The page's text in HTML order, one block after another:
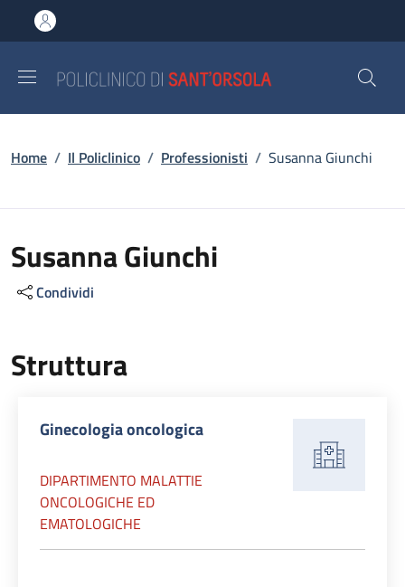
al contenuto principale
to footer content
Briciole di pane
Home / Il Policlinico / Professionisti / Susanna Giunchi
Susanna Giunchi
Condividi
Struttura
Ginecologia oncologica
DIPARTIMENTO MALATTIE
ONCOLOGICHE ED
EMATOLOGICHE